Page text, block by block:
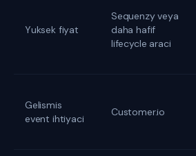
Yuksek fiyat
Sequenzy veya
daha hafif
lifecycle araci
Gelismis
event ihtiyaci
Customer.io